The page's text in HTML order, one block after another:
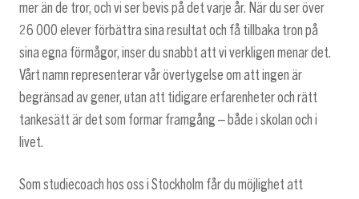
mer än de tror, och vi ser bevis på det varje år. När du ser över
26 000 elever förbättra sina resultat och få tillbaka tron på
sina egna förmågor, inser du snabbt att vi verkligen menar det.
Vårt namn representerar vår övertygelse om att ingen är
begränsad av gener, utan att tidigare erfarenheter och rätt
tankesätt är det som formar framgång – både i skolan och i
livet.
Som studiecoach hos oss i Stockholm får du möjlighet att